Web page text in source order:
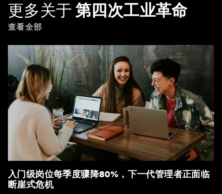
更多关于 第四次工业革命
查看全部
入门级岗位每季度骤降80%，下一代管理者正面临
断崖式危机